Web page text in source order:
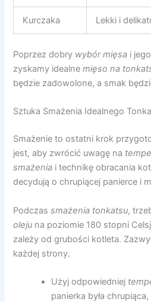
Kurczaka Lekki i
Poprzez dobry wybór mięsa i
zyskamy idealnemięso na
będzie zadowolone, a smak
Sztuka Smażenia Idealnego
Smażenie to ostatni krok
jest, aby zwrócić uwagę na
smażenia i technikę obracania
decydują o chrupiącej panierce i
Podczassmażenia tonkatsu,
oleju na poziomie 180 stopni
zależy od grubości kotleta.
każdej strony.
Użyj odpowiedniej
panierka była